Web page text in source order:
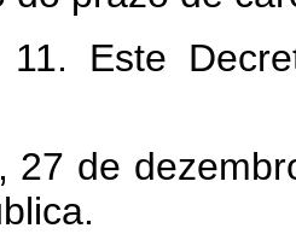
Decreto
dezembro